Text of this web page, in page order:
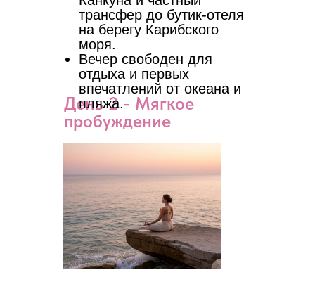
День 2 - Мягкое
пробуждение
трансфер до бутик-отеля
на берегу Карибского
моря.
Вечер свободен для
отдыха и первых
впечатлений от океана и
пляжа.